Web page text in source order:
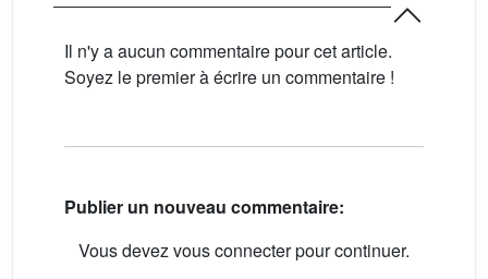
Il n'y a aucun commentaire pour cet article.
Soyez le premier à écrire un commentaire !
Publier un nouveau commentaire:
Vous devez vous connecter pour continuer.